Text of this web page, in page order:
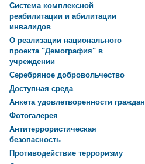
Система комплексной
реабилитации и абилитации
инвалидов
О реализации национального
проекта "Демография" в
учреждении
Серебряное добровольчество
Доступная среда
Анкета удовлетворенности граждан
Фотогалерея
Антитеррористическая
безопасность
Противодействие терроризму